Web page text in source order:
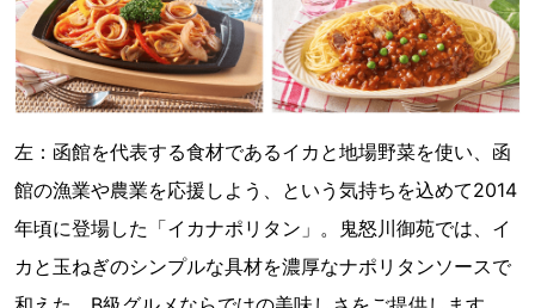
左：函館を代表する食材であるイカと地場野菜を使い、函
館の漁業や農業を応援しよう、という気持ちを込めて2014
年頃に登場した「イカナポリタン」。鬼怒川御苑では、イ
カと玉ねぎのシンプルな具材を濃厚なナポリタンソースで